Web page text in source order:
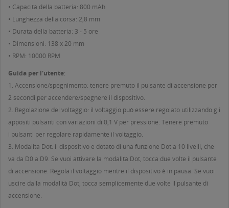
• Capacità della batteria: 800 mAh
• Lunghezza della corsa: 2,8 mm
• Durata della batteria: 3 - 5 ore
• Dimensioni: 138 x 20 mm
• RPM: 10000 RPM
Guida per l'utente:
1. Accensione/spegnimento: tenere premuto il pulsante di accensione per
2 secondi per accendere/spegnere il dispositivo.
2. Regolazione del voltaggio: il voltaggio può essere regolato utilizzando gli
appositi pulsanti con variazioni di 0,1 V per pressione. Tenere premuto
i pulsanti per regolare rapidamente il voltaggio.
3. Modalità Dot: il dispositivo è dotato di una funzione Dot a 10 livelli, che
va da D0 a D9. Se vuoi attivare la modalità Dot, tocca due volte il pulsante
di accensione. Regola il voltaggio mentre il dispositivo è in pausa. Se vuoi
uscire dalla modalità Dot, tocca semplicemente due volte il pulsante di
accensione.